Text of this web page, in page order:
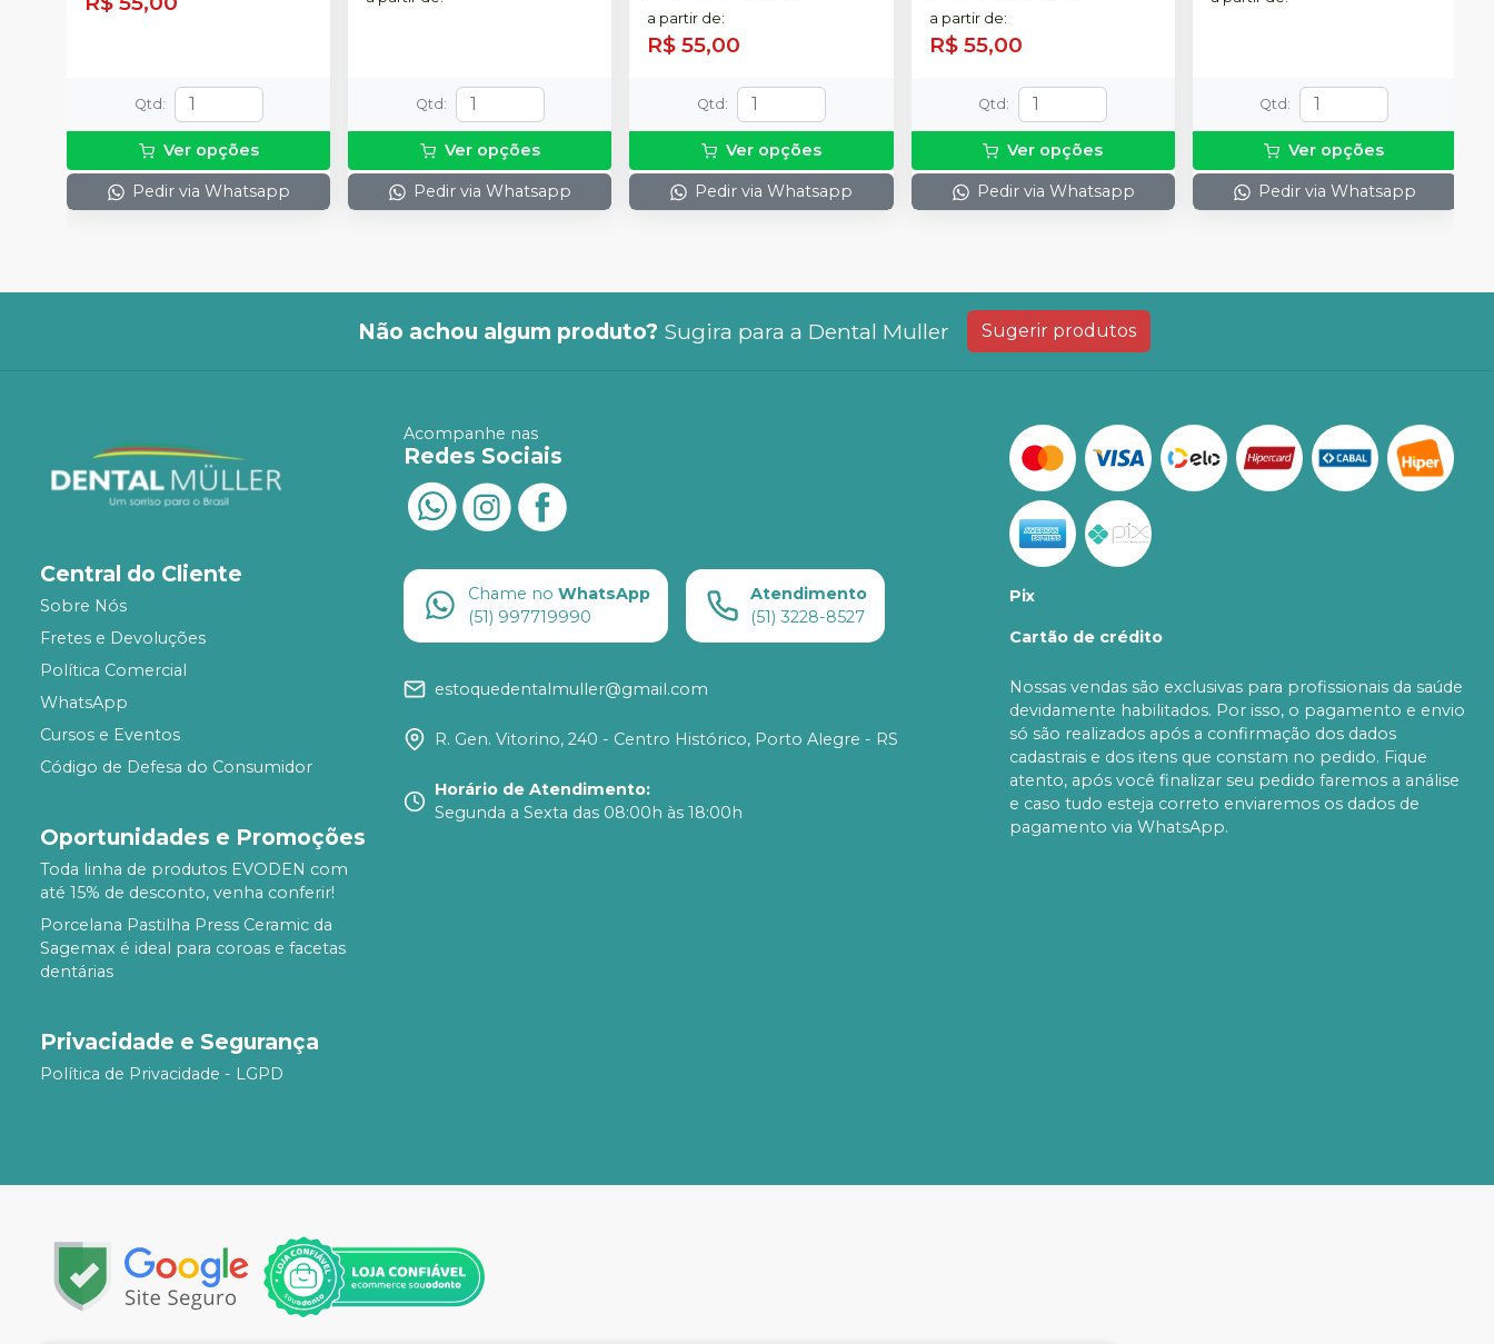
Qtd :
Ver opções
Pedir via Whatsapp
Qtd :
Ver opções
Pedir via Whatsapp
a partir de:
R$ 55,00
Qtd :
Ver opções
Pedir via Whatsapp
a partir de:
R$ 55,00
Qtd :
Ver opções
Pedir via Whatsapp
Qtd :
Ver opções
Pedir via Whatsapp
Não achou algum produto? Sugira para a Dental Muller Sugerir produtos
Central do Cliente
Sobre Nós
Fretes e Devoluções
Política Comercial
WhatsApp
Cursos e Eventos
Código de Defesa do Consumidor
Oportunidades e Promoções
Toda linha de produtos EVODEN com
até 15% de desconto, venha conferir!
Porcelana Pastilha Press Ceramic da
Sagemax é ideal para coroas e facetas
dentárias
Privacidade e Segurança
Política de Privacidade - LGPD
Acompanhe nas
Redes Sociais
Chame no WhatsApp
(51) 997719990
Atendimento
(51) 3228-8527
estoquedentalmuller@gmail.com
R. Gen. Vitorino, 240 - Centro Histórico, Porto Alegre - RS
Horário de Atendimento:
Segunda a Sexta das 08:00h às 18:00h
Pix
Cartão de crédito
Nossas vendas são exclusivas para profissionais da saúde
devidamente habilitados. Por isso, o pagamento e envio
só são realizados após a confirmação dos dados
cadastrais e dos itens que constam no pedido. Fique
atento, após você finalizar seu pedido faremos a análise
e caso tudo esteja correto enviaremos os dados de
pagamento via WhatsApp.